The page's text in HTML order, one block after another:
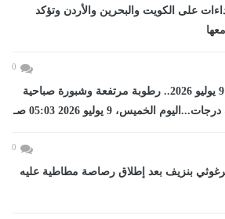
على الكويت والبحرين والأردن وتؤكد
0
طقس الخميس 9 يوليو 2026.. رطوبة مرتفعة وشبورة صباحية
الخميس، 9 يوليو 2026 05:03 صـ
0
بنزيف بعد إطلاق رصاصة مطاطية عليه